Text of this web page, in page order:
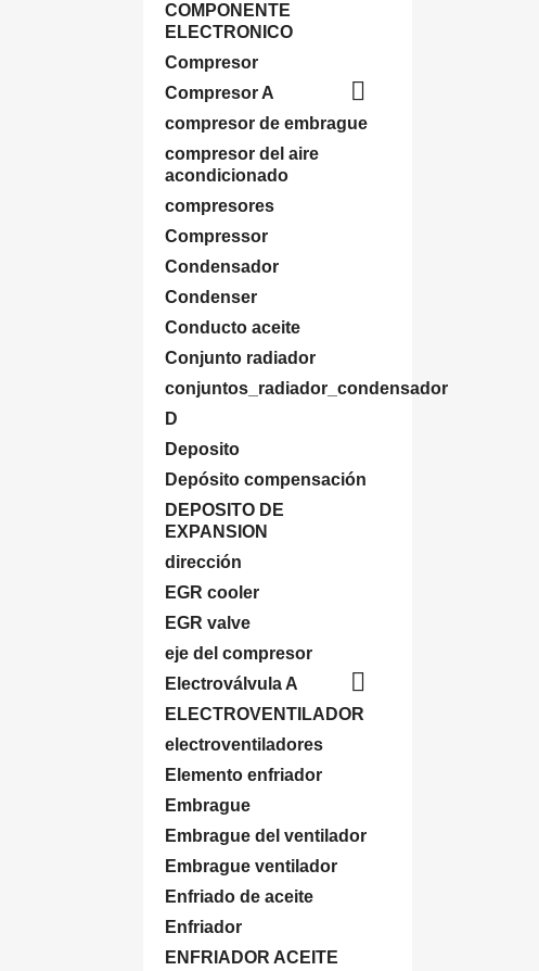
COMPONENTE
ELECTRONICO
Compresor
Compresor A

compresor de embrague
compresor del aire
acondicionado
compresores
Compressor
Condensador
Condenser
Conducto aceite
Conjunto radiador
conjuntos_radiador_condensador
D
Deposito
Depósito compensación
DEPOSITO DE
EXPANSION
dirección
EGR cooler
EGR valve
eje del compresor
Electroválvula A

ELECTROVENTILADOR
electroventiladores
Elemento enfriador
Embrague
Embrague del ventilador
Embrague ventilador
Enfriado de aceite
Enfriador
ENFRIADOR ACEITE